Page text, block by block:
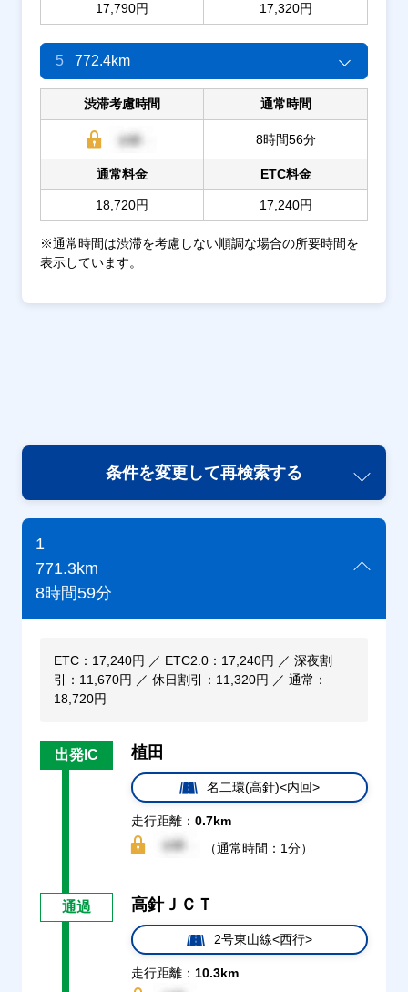
17,790円 17,320円
5 772.4km
渋滞考慮時間 通常時間
8時間56分
通常料金
18,720円
ETC料金
17,240円
※通常時間は渋滞を考慮しない順調な場合の所要時間を
表示しています。
条件を変更して再検索する
1
771.3km
8時間59分
ETC：17,240円 ／ ETC2.0：17,240円 ／ 深夜割
引：11,670円 ／ 休日割引：11,320円 ／ 通常：
18,720円
出発IC 植田
名二環(高針)<内回>
走行距離： 0.7km
（通常時間：1分）
通過 高針ＪＣＴ
2号東山線<西行>
走行距離： 10.3km